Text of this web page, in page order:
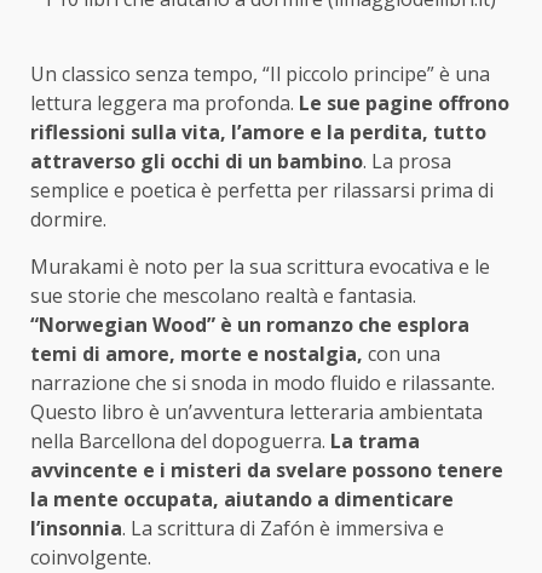
Un classico senza tempo, “Il piccolo principe” è una
lettura leggera ma profonda. Le sue pagine offrono
riflessioni sulla vita, l’amore e la perdita, tutto
attraverso gli occhi di un bambino. La prosa
semplice e poetica è perfetta per rilassarsi prima di
dormire.
Murakami è noto per la sua scrittura evocativa e le
sue storie che mescolano realtà e fantasia.
“Norwegian Wood” è un romanzo che esplora
temi di amore, morte e nostalgia, con una
narrazione che si snoda in modo fluido e rilassante.
Questo libro è un’avventura letteraria ambientata
nella Barcellona del dopoguerra. La trama
avvincente e i misteri da svelare possono tenere
la mente occupata, aiutando a dimenticare
l’insonnia. La scrittura di Zafón è immersiva e
coinvolgente.